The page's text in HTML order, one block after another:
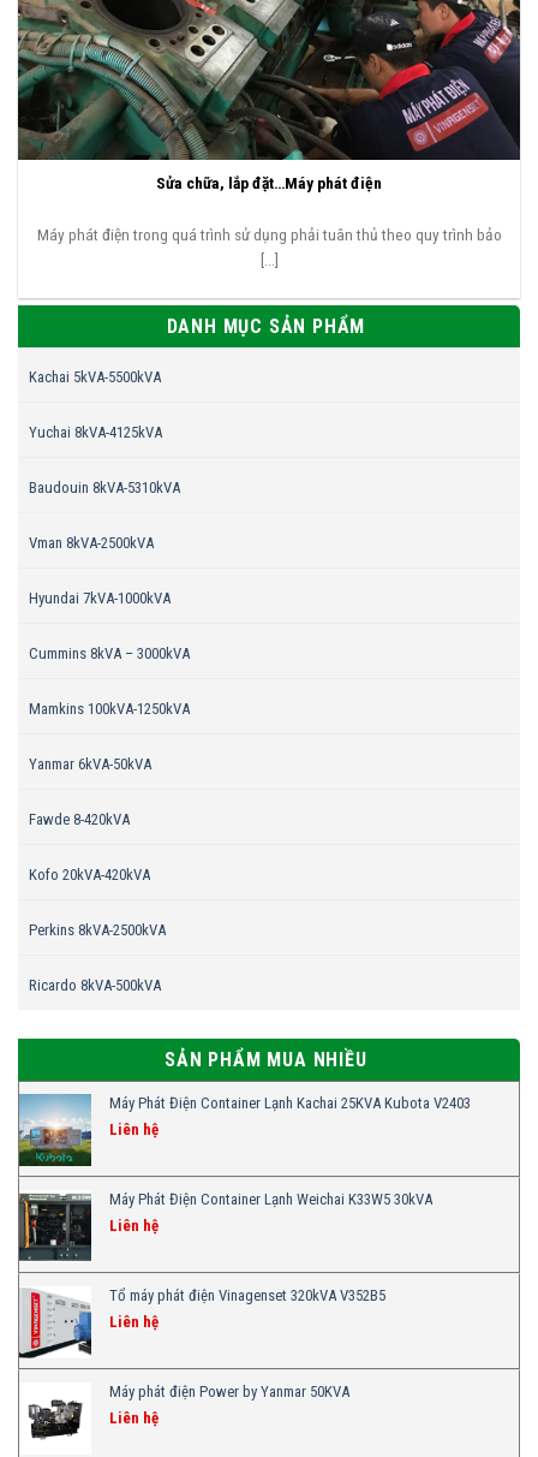
DANH MỤC SẢN PHẨM
Kachai 5kVA-5500kVA
Yuchai 8kVA-4125kVA
Baudouin 8kVA-5310kVA
Vman 8kVA-2500kVA
Hyundai 7kVA-1000kVA
Cummins 8kVA – 3000kVA
Mamkins 100kVA-1250kVA
Yanmar 6kVA-50kVA
Fawde 8-420kVA
Kofo 20kVA-420kVA
Perkins 8kVA-2500kVA
Ricardo 8kVA-500kVA
SẢN PHẨM MUA NHIỀU
Máy Phát Điện Container Lạnh Kachai 25KVA Kubota V2403
Liên hệ
Máy Phát Điện Container Lạnh Weichai K33W5 30kVA
Liên hệ
Tổ máy phát điện Vinagenset 320kVA V352B5
Liên hệ
Máy phát điện Power by Yanmar 50KVA
Liên hệ
Sửa chữa, lắp đặt…Máy phát điện
Máy phát điện trong quá trình sử dụng phải tuân thủ theo quy trình bảo
[...]